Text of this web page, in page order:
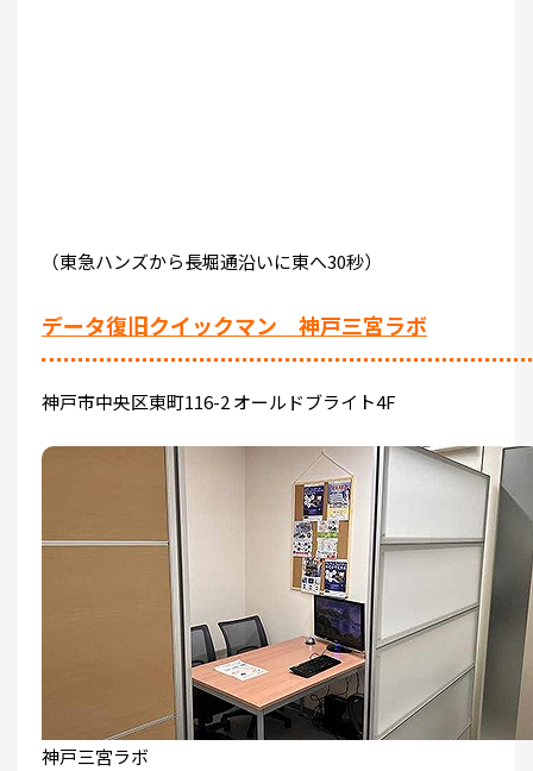
（東急ハンズから長堀通沿いに東へ30秒）
データ復旧クイックマン 神戸三宮ラボ
神戸市中央区東町116-2 オールドブライト4F
神戸三宮ラボ